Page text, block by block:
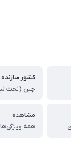
کشور سازنده
مشاهده
همه ویژگی‌ها